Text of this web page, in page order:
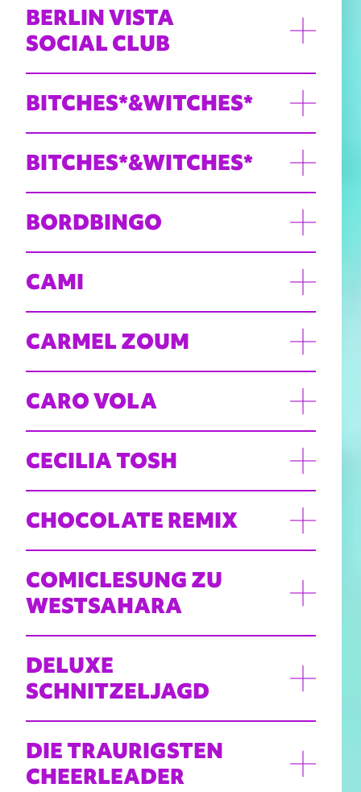
BERLIN VISTA
SOCIAL CLUB
BITCHES*&WITCHES*
BITCHES*&WITCHES*
BORDBINGO
CAMI
CARMEL ZOUM
CARO VOLA
CECILIA TOSH
CHOCOLATE REMIX
COMICLESUNG ZU
WESTSAHARA
DELUXE
SCHNITZELJAGD
DIE TRAURIGSTEN
CHEERLEADER